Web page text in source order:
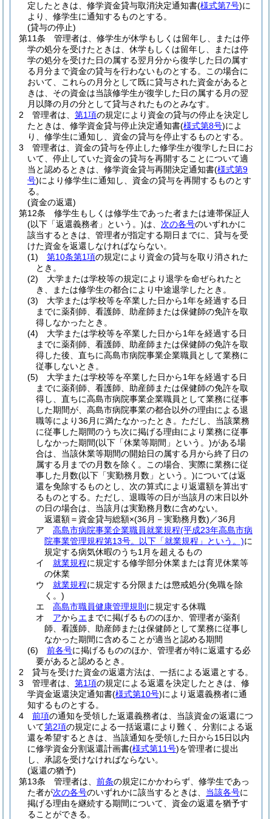
定したときは、修学資金貸与取消決定通知書(様式第7号)に
より、修学生に通知するものとする。
(貸与の停止)
第11条
管理者は、修学生が休学もしくは留年し、または停
学の処分を受けたときは、休学もしくは留年し、または停
学の処分を受けた日の属する翌月分から復学した日の属す
る月分まで資金の貸与を行わないものとする。
この場合に
おいて、これらの月分として既に貸与された資金があると
きは、その資金は当該修学生が復学した日の属する月の翌
月以降の月の分として貸与されたものとみなす。
2
管理者は、 第1項の規定により資金の貸与の停止を決定し
たときは、修学資金貸与停止決定通知書(様式第8号)によ
り、修学生に通知し、資金の貸与を停止するものとする。
3
管理者は、資金の貸与を停止した修学生が復学した日にお
いて、停止していた資金の貸与を再開することについて適
当と認めるときは、修学資金貸与再開決定通知書(様式第9
号)により修学生に通知し、資金の貸与を再開するものとす
る。
(資金の返還)
第12条
修学生もしくは修学生であった者または連帯保証人
(以下「返還義務者」という。)は、 次の各号のいずれかに
該当するときは、管理者が指定する期日までに、貸与を受
けた資金を返還しなければならない。
(1)
第10条第1項の規定により資金の貸与を取り消された
とき。
(2)
大学または学校等の規定により退学を命ぜられたと
き、または修学生の都合により中途退学したとき。
(3)
大学または学校等を卒業した日から1年を経過する日
までに薬剤師、看護師、助産師または保健師の免許を取
得しなかったとき。
(4)
大学または学校等を卒業した日から1年を経過する日
までに薬剤師、看護師、助産師または保健師の免許を取
得した後、直ちに高島市病院事業企業職員として業務に
従事しないとき。
(5)
大学または学校等を卒業した日から1年を経過する日
までに薬剤師、看護師、助産師または保健師の免許を取
得し、直ちに高島市病院事業企業職員として業務に従事
した期間が、高島市病院事業の都合以外の理由による退
職等により36月に満たなかったとき。 ただし、当該業務
に従事した期間のうち次に掲げる理由により業務に従事
しなかった期間(以下「休業等期間」という。)がある場
合は、当該休業等期間の開始日の属する月から終了日の
属する月までの月数を除く。
この場合、実際に業務に従
事した月数(以下「実勤務月数」という。)については返
還を免除するものとし、次の算式により返還額を算出す
るものとする。 ただし、退職等の日が当該月の末日以外
の日の場合は、当該月は実勤務月数に含めない。
返還額＝資金貸与総額×(36月－実勤務月数) ／36月
ア
高島市病院事業企業職員就業規程(平成23年高島市病
院事業管理規程第13号。以下「就業規程」という。)に
規定する病気休暇のうち1月を超えるもの
イ
就業規程に規定する修学部分休業または育児休業等
の休業
ウ
就業規程に規定する分限または懲戒処分(免職を除
く。)
エ
高島市職員健康管理規則 に規定する休職
オ
アからエ までに掲げるもののほか、管理者が薬剤
師、看護師、助産師または保健師として業務に従事し
なかった期間に含めることが適当と認める期間
(6)
前各号に掲げるもののほか、管理者が特に返還する必
要があると認めるとき。
2
貸与を受けた資金の返還方法は、一括による返還とする。
3
管理者は、 第1項の規定による返還を決定したときは、修
学資金返還決定通知書(様式第10号)により返還義務者に通
知するものとする。
4
前項の通知を受領した返還義務者は、当該資金の返還につ
いて第2項の規定による一括返還により難く、分割による返
還を希望するときは、当該通知を受領した日から15日以内
に修学資金分割返還計画書(様式第11号)を管理者に提出
し、承認を受けなければならない。
(返還の猶予)
第13条
管理者は、 前条の規定にかかわらず、修学生であっ
た者が次の各号のいずれかに該当するときは、 当該各号に
掲げる理由を継続する期間について、資金の返還を猶予す
ることができる。